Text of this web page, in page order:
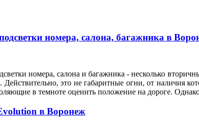
номера, салона, багажника в
номера, салона и багажника - несколько
это не габаритные огни, от наличия
в темноте оценить положение на дороге.
в Воронеж